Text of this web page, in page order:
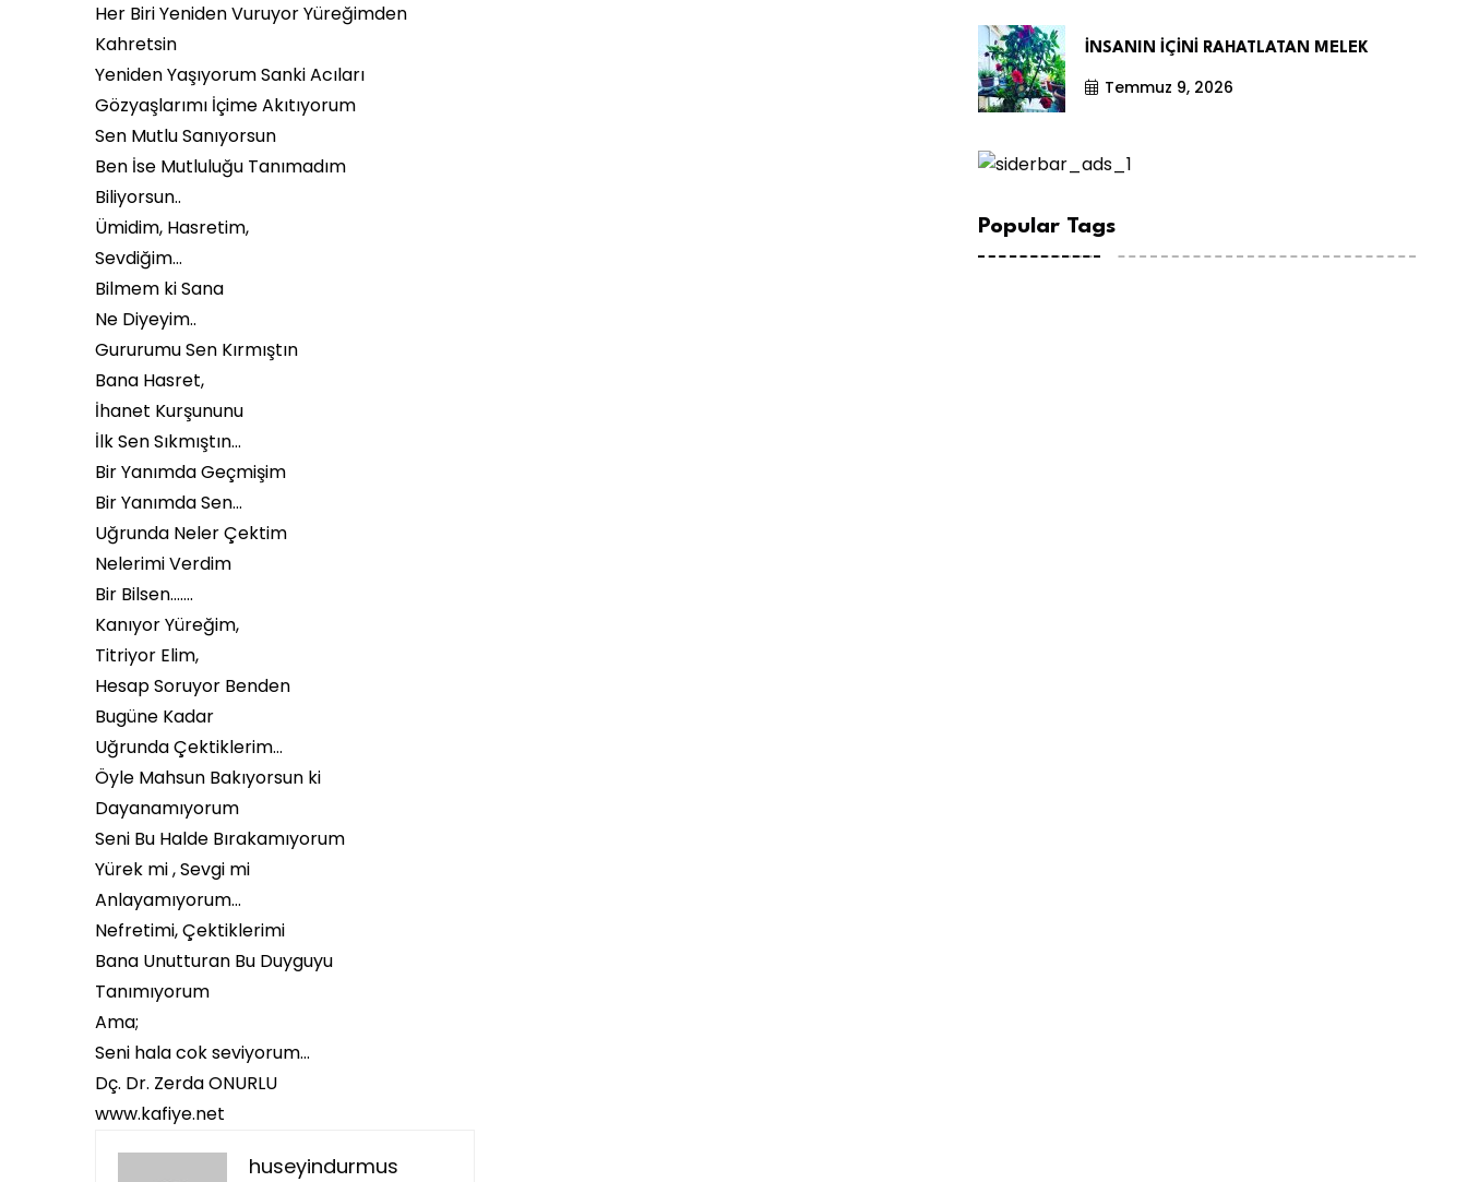
Her Biri Yeniden Vuruyor Yüreğimden
Kahretsin
Yeniden Yaşıyorum Sanki Acıları
Gözyaşlarımı İçime Akıtıyorum
Sen Mutlu Sanıyorsun
Ben İse Mutluluğu Tanımadım
Biliyorsun..
Ümidim, Hasretim,
Sevdiğim…
Bilmem ki Sana
Ne Diyeyim..
Gururumu Sen Kırmıştın
Bana Hasret,
İhanet Kurşununu
İlk Sen Sıkmıştın…
Bir Yanımda Geçmişim
Bir Yanımda Sen…
Uğrunda Neler Çektim
Nelerimi Verdim
Bir Bilsen…….
Kanıyor Yüreğim,
Titriyor Elim,
Hesap Soruyor Benden
Bugüne Kadar
Uğrunda Çektiklerim…
Öyle Mahsun Bakıyorsun ki
Dayanamıyorum
Seni Bu Halde Bırakamıyorum
Yürek mi , Sevgi mi
Anlayamıyorum…
Nefretimi, Çektiklerimi
Bana Unutturan Bu Duyguyu
Tanımıyorum
Ama;
Seni hala cok seviyorum…
Dç. Dr. Zerda ONURLU
www.kafiye.net
huseyindurmus
İNSANIN İÇİNİ RAHATLATAN MELEK
Temmuz 9, 2026
Popular Tags